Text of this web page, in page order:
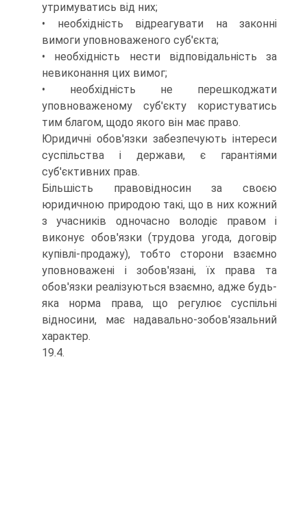
утримуватись від них;
• необхідність відреагувати на законні
вимоги уповноваженого суб'єкта;
• необхідність нести відповідальність за
невиконання цих вимог;
• необхідність не перешкоджати
уповноваженому суб'єкту користуватись
тим благом, щодо якого він має право.
Юридичні обов'язки забезпечують інтереси
суспільства і держави, є гарантіями
суб'єктивних прав.
Більшість правовідносин за своєю
юридичною природою такі, що в них кожний
з учасників одночасно володіє правом і
виконує обов'язки (трудова угода, договір
купівлі-продажу), тобто сторони взаємно
уповноважені і зобов'язані, їх права та
обов'язки реалізуються взаємно, адже будь-
яка норма права, що регулює суспільні
відносини, має надавально-зобов'язальний
характер.
19.4.